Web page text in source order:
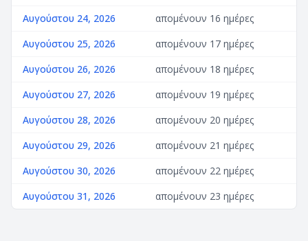
Αυγούστου 24, 2026
απομένουν 16 ημέρες
Αυγούστου 25, 2026
απομένουν 17 ημέρες
Αυγούστου 26, 2026
απομένουν 18 ημέρες
Αυγούστου 27, 2026
απομένουν 19 ημέρες
Αυγούστου 28, 2026
απομένουν 20 ημέρες
Αυγούστου 29, 2026
απομένουν 21 ημέρες
Αυγούστου 30, 2026
απομένουν 22 ημέρες
Αυγούστου 31, 2026
απομένουν 23 ημέρες